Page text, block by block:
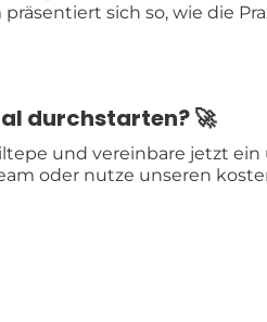
sich so, wie die
durchstarten? 🚀
und vereinbare jetzt
oder nutze unseren